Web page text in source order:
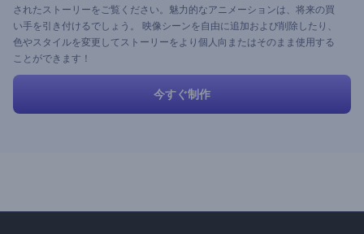
されたストーリーをご覧ください。魅力的なアニメーションは、将来の買
い手を引き付けるでしょう。 映像シーンを自由に追加および削除したり、
色やスタイルを変更してストーリーをより個人向またはそのまま使用する
ことができます！
今すぐ制作